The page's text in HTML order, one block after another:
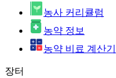
농사 커리큘럼
농약 정보
농약 비료 계산기
장터